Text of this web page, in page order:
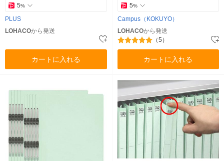
5%
PLUS
LOHACOから発送
カートに入れる
5%
Campus（KOKUYO）
LOHACOから発送
（5）
カートに入れる